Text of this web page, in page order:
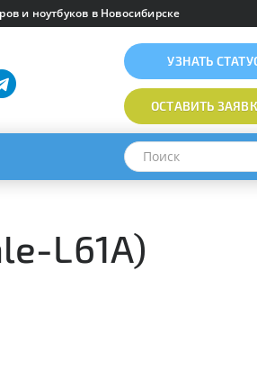
и ноутбуков в Новосибирске
УЗНАТЬ
ОСТАВИТЬ
L61A)